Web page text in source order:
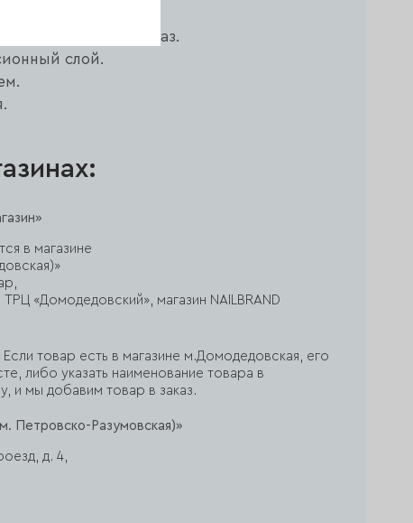
приклеивания страз.
слой.
в магазине
«Домодедовский», магазин NAILBRAND
товар есть в магазине м.Домодедовская, его
либо указать наименование товара в
и мы добавим товар в заказ.
Петровско-Разумовская)»
д. 4,